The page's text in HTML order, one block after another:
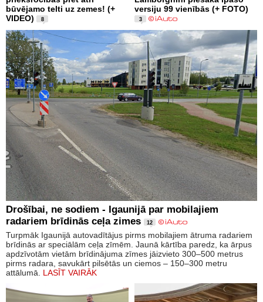
būvējamo telti uz zemes! (+
VIDEO)
8
versiju 99 vienībās (+ FOTO)
3
Drošībai, ne sodiem - Igaunijā par mobilajiem
radariem brīdinās ceļa zimes
12
Turpmāk Igaunijā autovadītājus pirms mobilajiem ātruma radariem
brīdinās ar speciālām ceļa zīmēm. Jaunā kārtība paredz, ka ārpus
apdzīvotām vietām brīdinājuma zīmes jāizvieto 300–500 metrus
pirms radara, savukārt pilsētās un ciemos – 150–300 metru
attālumā. LASĪT VAIRĀK